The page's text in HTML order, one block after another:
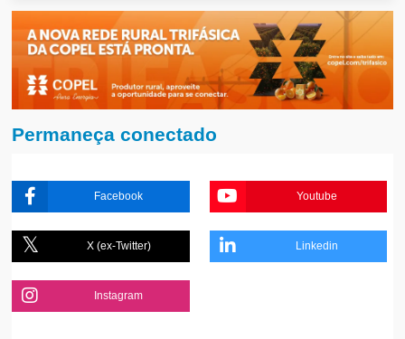
Permaneça conectado
Facebook Youtube
X (ex-Twitter) Linkedin
Instagram